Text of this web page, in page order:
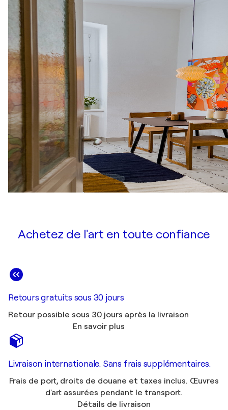
Achetez de l'art en toute confiance
Retours gratuits sous 30 jours
Retour possible sous 30 jours après la livraison
En savoir plus
Livraison internationale. Sans frais supplémentaires.
Frais de port, droits de douane et taxes inclus. Œuvres
d'art assurées pendant le transport.
Détails de livraison